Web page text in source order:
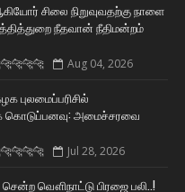
சிலை நிறுவுவதற்கு நாளை
நீதவான் நீதிமன்றம்
Aug 04, 2026
புலமைப்பரிசில்
கொடுப்பனவு: அமைச்சரவை
Jul 28, 2026
சென்ற வௌிநாட்டு பிரஜை பலி..!